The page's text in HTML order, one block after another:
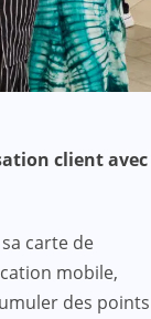
client avec
carte de
mobile,
des points